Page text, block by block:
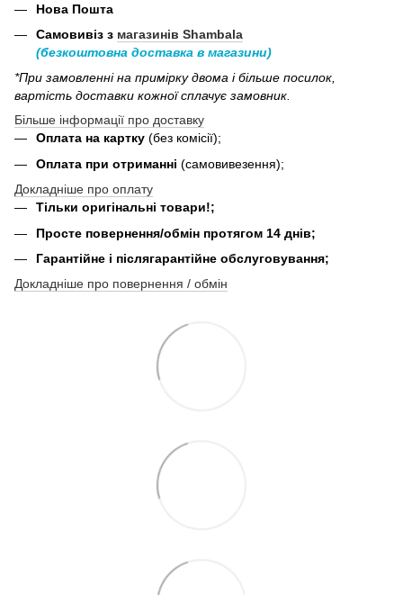
Нова Пошта
Самовивіз з магазинів Shambala
(безкоштовна доставка в магазини)
*При замовленні на примірку двома і більше посилок,
вартість доставки кожної сплачує замовник.
Більше інформації про доставку
Оплата на картку (без комісії);
Оплата при отриманні (самовивезення);
Докладніше про оплату
Тільки оригінальні товари!;
Просте повернення/обмін протягом 14 днів;
Гарантійне і післягарантійне обслуговування;
Докладніше про повернення / обмін